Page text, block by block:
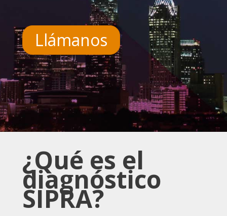
Llámanos
¿Qué es el
diagnóstico
SIPRA?